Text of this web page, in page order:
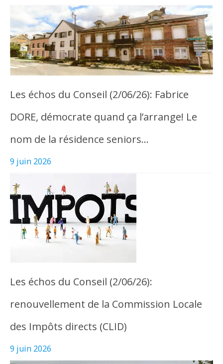
Les échos du Conseil (2/06/26): Fabrice
DORE, démocrate quand ça l’arrange! Le
nom de la résidence seniors…
9 juin 2026
Les échos du Conseil (2/06/26):
renouvellement de la Commission Locale
des Impôts directs (CLID)
9 juin 2026